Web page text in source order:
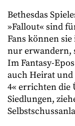
Bethesdas
»Fallout« sind
Fans können
nur erwandern,
Im Fantasy-
auch Heirat
4« errichten die
Siedlungen,